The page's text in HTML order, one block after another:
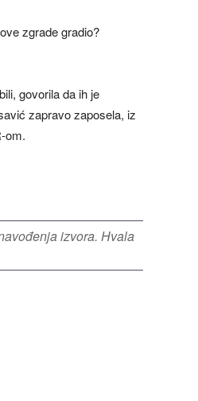
zgrade gradio?
govorila da ih je
zapravo zaposela, iz
om.
izvora. Hvala